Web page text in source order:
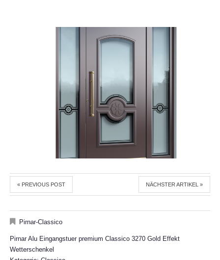
« PREVIOUS POST NÄCHSTER ARTIKEL »
Pirnar-Classico
Pirnar Alu Eingangstuer premium Classico 3270 Gold Effekt
Wetterschenkel